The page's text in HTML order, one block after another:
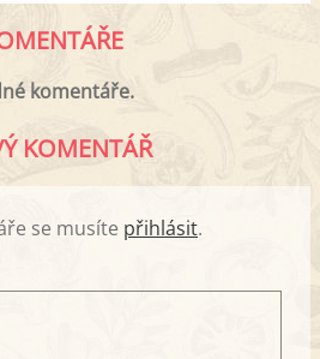
komentáře.
KOMENTÁŘ
se musíte přihlásit.